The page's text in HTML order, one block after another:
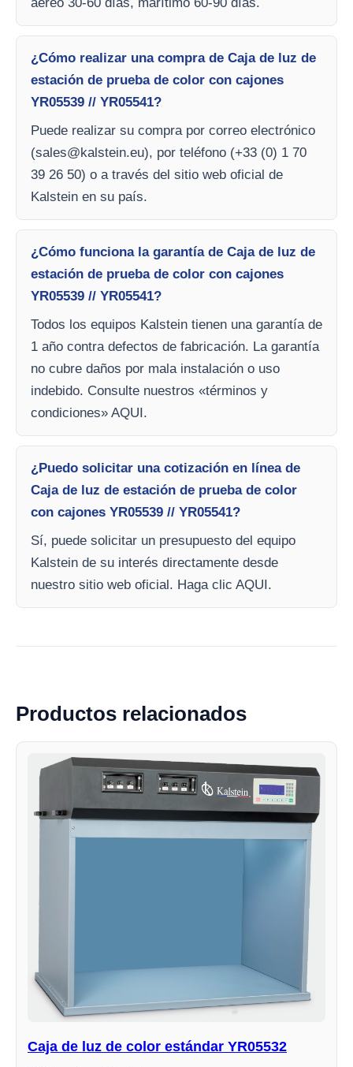
¿Cómo realizar una compra de Caja de luz de
estación de prueba de color con cajones
YR05539 // YR05541?
Puede realizar su compra por correo electrónico
(sales@kalstein.eu), por teléfono (+33 (0) 1 70
39 26 50) o a través del sitio web oficial de
Kalstein en su país.
¿Cómo funciona la garantía de Caja de luz de
estación de prueba de color con cajones
YR05539 // YR05541?
Todos los equipos Kalstein tienen una garantía de
1 año contra defectos de fabricación. La garantía
no cubre daños por mala instalación o uso
indebido. Consulte nuestros «términos y
condiciones» AQUI.
¿Puedo solicitar una cotización en línea de
Caja de luz de estación de prueba de color
con cajones YR05539 // YR05541?
Sí, puede solicitar un presupuesto del equipo
Kalstein de su interés directamente desde
nuestro sitio web oficial. Haga clic AQUI.
Productos relacionados
Caja de luz de color estándar YR05532